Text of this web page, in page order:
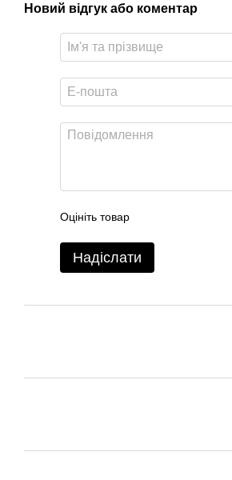
Новий відгук або коментар
Оцініть товар
Надіслати